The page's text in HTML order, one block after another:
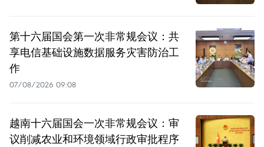
第十六届国会第一次非常规会议：共
享电信基础设施数据服务灾害防治工
作
07/08/2026 09:08
越南十六届国会一次非常规会议：审
议削减农业和环境领域行政审批程序